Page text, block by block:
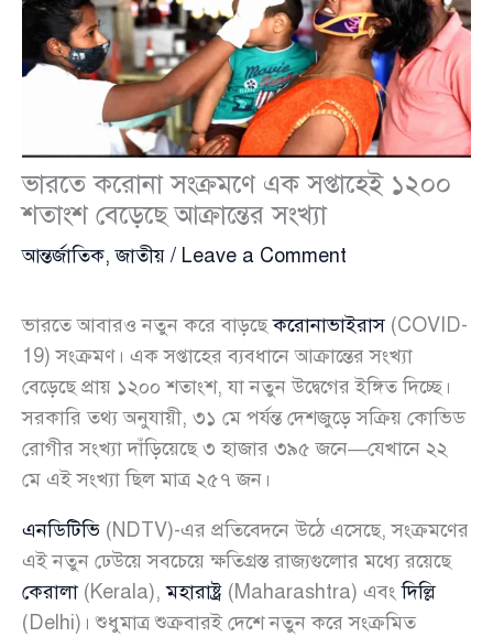
ভারতে করোনা সংক্রমণে এক সপ্তাহেই ১২০০
শতাংশ বেড়েছে আক্রান্তের সংখ্যা
আন্তর্জাতিক,জাতীয় / Leave a Comment
ভারতে আবারও নতুন করে বাড়ছেকরোনাভাইরাস(COVID-
19) সংক্রমণ। এক সপ্তাহের ব্যবধানে আক্রান্তের সংখ্যা
বেড়েছে প্রায় ১২০০ শতাংশ, যা নতুন উদ্বেগের ইঙ্গিত দিচ্ছে।
সরকারি তথ্য অনুযায়ী, ৩১ মে পর্যন্ত দেশজুড়ে সক্রিয় কোভিড
রোগীর সংখ্যা দাঁড়িয়েছে ৩ হাজার ৩৯৫ জনে—যেখানে ২২
মে এই সংখ্যা ছিল মাত্র ২৫৭ জন।
এনডিটিভি (NDTV)-এর প্রতিবেদনে উঠে এসেছে, সংক্রমণের
এই নতুন ঢেউয়ে সবচেয়ে ক্ষতিগ্রস্ত রাজ্যগুলোর মধ্যে রয়েছে
কেরালা (Kerala),মহারাষ্ট্র (Maharashtra) এবংদিল্লি
(Delhi)। শুধুমাত্র শুক্রবারই দেশে নতুন করে সংক্রমিত